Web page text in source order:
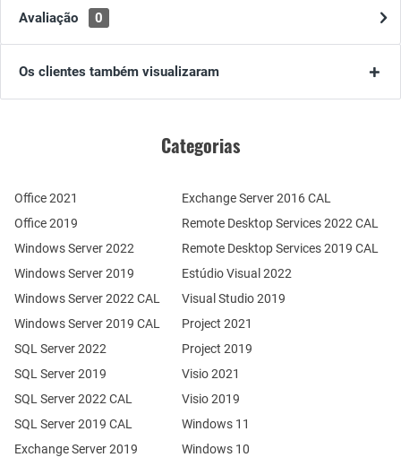
Avaliação 0
Os clientes também visualizaram
Categorias
Office 2021
Office 2019
Windows Server 2022
Windows Server 2019
Exchange Server 2019
SQL Server 2022
SQL Server 2019
Windows Server 2022 CAL
Windows Server 2019 CAL
SQL Server 2022 CAL
SQL Server 2019 CAL
Remote Desktop Services 2022 CAL
Remote Desktop Services 2019 CAL
Exchange Server 2016 CAL
Estúdio Visual 2022
Visual Studio 2019
Project 2021
Project 2019
Visio 2021
Visio 2019
Windows 11
Windows 10